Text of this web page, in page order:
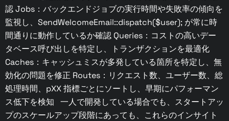
認 Jobs：バックエンドジョブの実行時間や失敗率の傾向を
監視し、SendWelcomeEmail::dispatch($user); が常に時
間通りに動作しているか確認 Queries：コストの高いデー
タベース呼び出しを特定し、トランザクションを最適化
Caches：キャッシュミスが多発している箇所を特定し、無
効化の問題を修正 Routes：リクエスト数、ユーザー数、総
処理時間、pXX 指標ごとにソートし、早期にパフォーマン
ス低下を検知 一人で開発している場合でも、スタートアッ
プのスケールアップ段階にあっても、これらのインサイト